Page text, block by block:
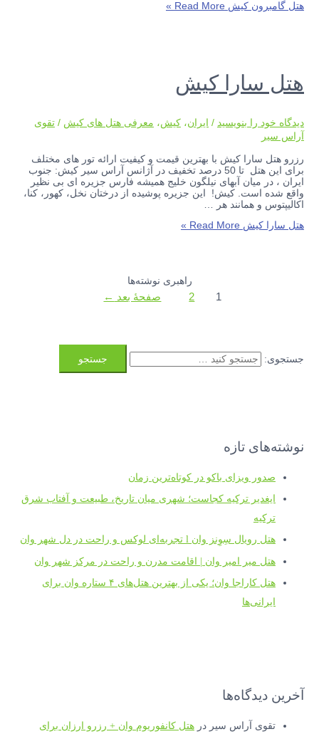
هتل گامبرون کیش
هتل سارا کیش
دیدگاه‌ خود را بنویسید / ایران،کیش، معرفی هتل های کیش /تقوی
آراس سیر
رزرو هتل سارا کیش با بهترین قیمت و کیفیت ارائه تور های مختلف
برای این هتل تا 50 درصد تخفیف در آژانس آراس سیر کیش: جنوب
ایران ، در میان آبهای نیلگون خلیج همیشه فارس جزیره ای بی نظیر
واقع شده است. کیش! این جزیره پوشیده از درختان نخل، کهور، کنا،
اکالیپتوس و همانند هر …
هتل سارا کیش
راهبری نوشته‌ها
1
2 صفحهٔ بعد ←
جستجوی:
نوشته‌های تازه
صدور ویزای باکو در کوتاه‌ترین زمان
ایغدیر ترکیه کجاست؛ شهری میان تاریخ، طبیعت و آفتاب شرق
ترکیه
هتل رویال سِوِنز وان l تجربه‌ای لوکس و راحت در دل شهر وان
هتل میر امیر وان | اقامت مدرن و راحت در مرکز شهر وان
هتل کاراجا وان؛ یکی از بهترین هتل‌های ۴ ستاره وان برای
ایرانی‌ها
آخرین دیدگاه‌ها
تقوی آراس سیر درهتل کانفوریوم وان + رزرو ارزان برای